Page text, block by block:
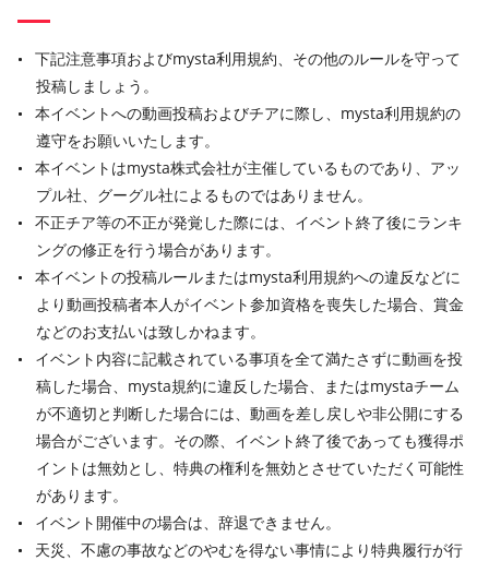
下記注意事項およびmysta利用規約、その他のルールを守って
投稿しましょう。
本イベントへの動画投稿およびチアに際し、mysta利用規約の
遵守をお願いいたします。
本イベントはmysta株式会社が主催しているものであり、アッ
プル社、グーグル社によるものではありません。
不正チア等の不正が発覚した際には、イベント終了後にランキ
ングの修正を行う場合があります。
本イベントの投稿ルールまたはmysta利用規約への違反などに
より動画投稿者本人がイベント参加資格を喪失した場合、賞金
などのお支払いは致しかねます。
イベント内容に記載されている事項を全て満たさずに動画を投
稿した場合、mysta規約に違反した場合、またはmystaチーム
が不適切と判断した場合には、動画を差し戻しや非公開にする
場合がございます。その際、イベント終了後であっても獲得ポ
イントは無効とし、特典の権利を無効とさせていただく可能性
があります。
イベント開催中の場合は、辞退できません。
天災、不慮の事故などのやむを得ない事情により特典履行が行